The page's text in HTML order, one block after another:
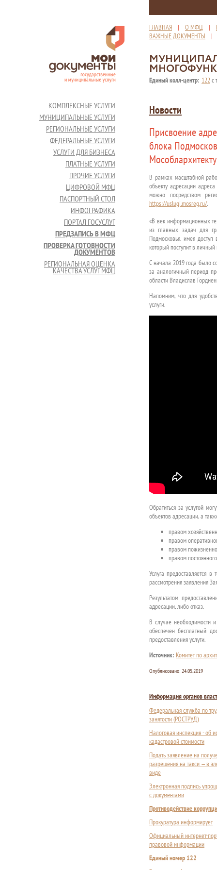
ГЛАВНАЯ | О МФЦ |
ВАЖНЫЕ ДОКУМЕНТЫ
Единый колл-центр: 122с
КОМПЛЕКСНЫЕ УСЛУГИ
МУНИЦИПАЛЬНЫЕ УСЛУГИ
РЕГИОНАЛЬНЫЕ УСЛУГИ
ФЕДЕРАЛЬНЫЕ УСЛУГИ
УСЛУГИ ДЛЯ БИЗНЕСА
ПЛАТНЫЕ УСЛУГИ
ПРОЧИЕ УСЛУГИ
ЦИФРОВОЙ МФЦ
ПАСПОРТНЫЙ СТОЛ
ИНФОГРАФИКА
ПОРТАЛ ГОСУСЛУГ
ПРЕДЗАПИСЬ В МФЦ
ПРОВЕРКА ГОТОВНОСТИ
ДОКУМЕНТОВ
РЕГИОНАЛЬНАЯ ОЦЕНКА
КАЧЕСТВА УСЛУГ МФЦ
Новости
Присвоение
блока
В рамках масштабной
объекту адресации
можно посредством
https://uslugi.mosreg.ru/.
«В век информационных
из главных задач для
Подмосковья, имея
который поступит в личный
С начала 2019 года было
за аналогичный период
области Владислав
Напомним, что для
услуги.
Обратиться за услугой
объектов адресации, а
правом
правом
правом
правом
Услуга предоставляется
рассмотрения заявления
Результатом
адресации, либо отказ.
В случае необходимости
обеспечен бесплатный
предоставления услуги.
Источник: Комитет по
Опубликовано: 24.05.2019
Информация органов
Федеральная служба по
занятости (РОСТРУД)
Налоговая инспекция - об
кадастровой стоимости
Подать заявление на
разрешения на такси — в
виде
Электронная подпись
с документами
Противодействие
Прокуратура информирует
Официальный интернет-
правовой информации
Единый номер 122